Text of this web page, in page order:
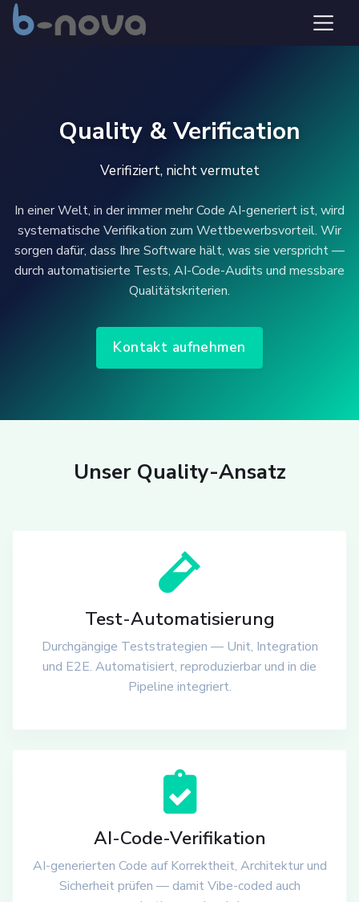
Quality & Verification
Verifiziert, nicht vermutet
In einer Welt, in der immer mehr Code AI-generiert ist, wird
systematische Verifikation zum Wettbewerbsvorteil. Wir
sorgen dafür, dass Ihre Software hält, was sie verspricht —
durch automatisierte Tests, AI-Code-Audits und messbare
Qualitätskriterien.
Kontakt aufnehmen
Unser Quality-Ansatz
Test-Automatisierung
Durchgängige Teststrategien — Unit, Integration
und E2E. Automatisiert, reproduzierbar und in die
Pipeline integriert.
AI-Code-Verifikation
AI-generierten Code auf Korrektheit, Architektur und
Sicherheit prüfen — damit Vibe-coded auch